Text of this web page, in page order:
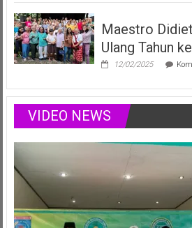
Anak
Siap
Juli
Maestro
Ulang Tahun
12/02/2025
VIDEO NEWS